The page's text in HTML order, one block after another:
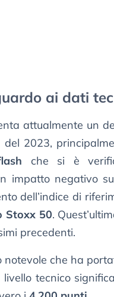
ai dati
attualmente un
2023,
che si è
impatto negativo
dell’indice di
Stoxx 50.
precedenti.
che ha
tecnico